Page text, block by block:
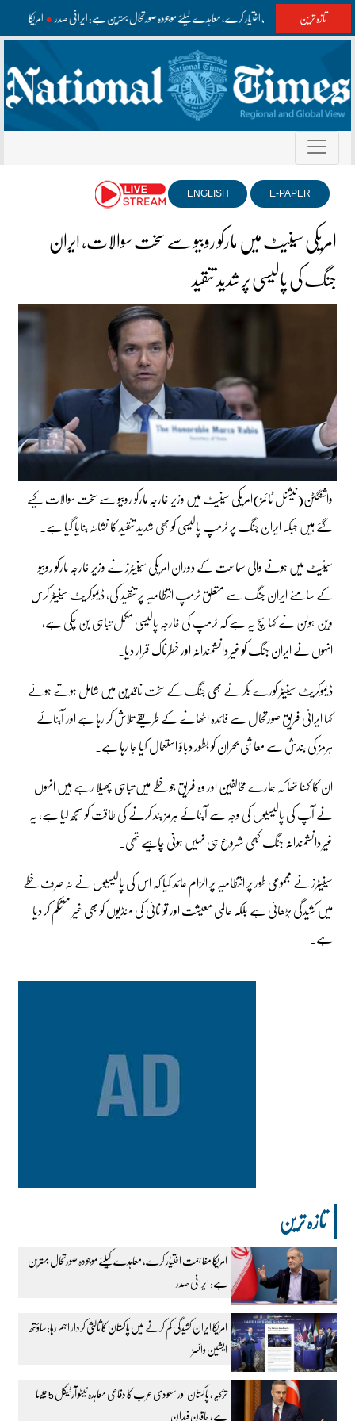
تازہ ترین امریکا مفاہمت اختیار کرے، معاہدے کیلئے موجودہ صورتحال بہترین ہے: ایرانی صدر امریکا
E-PAPER
ENGLISH
امریکی سینیٹ میں مارکو روبیو سے سخت سوالات، ایران
جنگ کی پالیسی پر شدید تنقید
واشنگٹن(نیشنل ٹائمز)امریکی سینیٹ میں وزیر خارجہ مارکو روبیو سے سخت سوالات کیے
گئے ہیں جبکہ ایران جنگ پر ٹرمپ پالیسی کو بھی شدید تنقید کا نشانہ بنایا گیا ہے۔
سینیٹ میں ہونے والی سماعت کے دوران امریکی سینیٹرز نے وزیر خارجہ مارکو روبیو
کے سامنے ایران جنگ سے متعلق ٹرمپ انتظامیہ پر تنقید کی، ڈیموکریٹ سینیٹر کرس
وین ہولن نے کہا سچ یہ ہے کہ ٹرمپ کی خارجہ پالیسی مکمل تباہی بن چکی ہے،
انہوں نے ایران جنگ کو غیر دانشمندانہ اور خطرناک قرار دیا۔
ڈیموکریٹ سینیٹر کورے بکر نے بھی جنگ کے سخت ناقدین میں شامل ہوتے ہوئے
کہا ایرانی فریق صورتحال سے فائدہ اٹھانے کے طریقے تلاش کر رہا ہے اور آبنائے
ہرمز کی بندش سے معاشی بحران کو بطور دباؤ استعمال کیا جا رہا ہے۔
ان کا کہنا تھا کہ ہمارے مخالفین اور وہ فریق جو خطے میں تباہی پھیلا رہے ہیں انہوں
نے آپ کی پالیسیوں کی وجہ سے آبنائے ہرمز بند کرنے کی طاقت کو سمجھ لیا ہے، یہ
غیر دانشمندانہ جنگ کبھی شروع ہی نہیں ہونی چاہیے تھی۔
سینیٹرز نے مجموعی طور پر انتظامیہ پر الزام عائد کیا کہ اس کی پالیسیوں نے نہ صرف خطے
میں کشیدگی بڑھائی ہے بلکہ عالمی معیشت اور توانائی کی منڈیوں کو بھی غیر مستحکم کر دیا
ہے۔
تازہ ترین
امریکا مفاہمت اختیار کرے، معاہدے کیلئے موجودہ صورتحال بہترین
ہے: ایرانی صدر
امریکا ایران کشیدگی کم کرنے میں پاکستان کا ثالثی کردار اہم رہا:ساؤتھ
ایشین وائسز
ترکیہ، پاکستان اور سعودی عرب کا دفاعی معاہدہ نیٹو آرٹیکل 5 جیسا